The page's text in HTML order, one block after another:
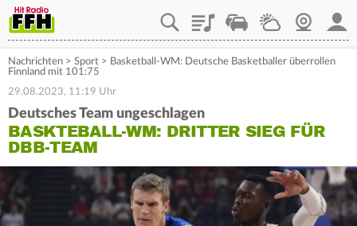
PlaylistStaupilotWetterWebcam
Nachrichten > Sport > Basketball-WM: Deutsche Basketballer überrollen
Finnland mit 101:75
29.08.2023, 11:19 Uhr
Deutsches Team ungeschlagen
BASKTEBALL-WM: DRITTER SIEG FÜR
DBB-TEAM